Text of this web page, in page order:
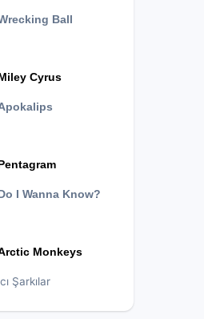
Ball
Cyrus
Do I Wanna Know?
Monkeys
Şarkılar